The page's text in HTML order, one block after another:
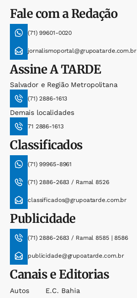
Fale com a Redação
(71) 99601-0020
jornalismoportal@grupoatarde.com.br
AssineA TARDE
Salvador e Região Metropolitana
(71) 2886-1613
Demais localidades
71 2886-1613
Classificados
(71) 99965-8961
(71) 2886-2683 / Ramal 8526
classificados@grupoatarde.com.br
Publicidade
(71) 2886-2683 / Ramal 8585 | 8586
publicidade@grupoatarde.com.br
Canais e Editorias
Autos
E.c. Bahia